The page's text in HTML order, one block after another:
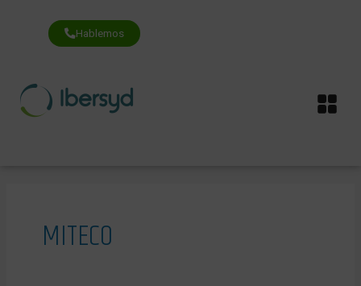
contenido
Hablemos
MITECO